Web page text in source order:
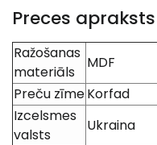
Preces apraksts
Ražošanas
materiāls
MDF
Preču zīmeKorfad
Izcelsmes
valsts
Ukraina